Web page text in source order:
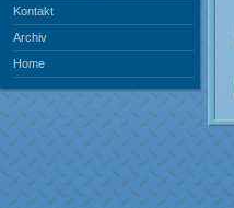
Kontakt
Archiv
Home